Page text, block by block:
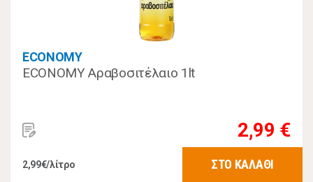
ECONOMY
ECONOMY Αραβοσιτέλαιο 1lt
2,99 €
2,99€/λίτρο ΣΤΟ ΚΑΛΑΘΙ